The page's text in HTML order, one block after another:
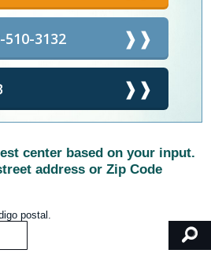
510-3132
center based on your input.
address or Zip Code
postal.